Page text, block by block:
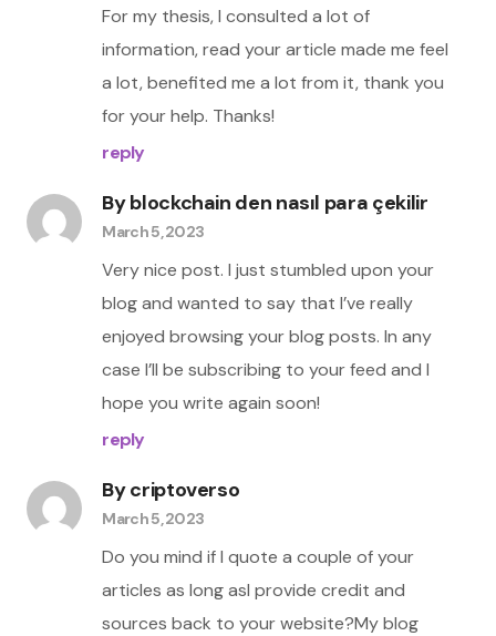
For my thesis, I consulted a lot of
information, read your article made me feel
a lot, benefited me a lot from it, thank you
for your help. Thanks!
reply
Byblockchain den nasıl para çekilir
March 5, 2023
Very nice post. I just stumbled upon your
blog and wanted to say that I’ve really
enjoyed browsing your blog posts. In any
case I’ll be subscribing to your feed and I
hope you write again soon!
reply
Bycriptoverso
March 5, 2023
Do you mind if I quote a couple of your
articles as long asI provide credit and
sources back to your website?My blog